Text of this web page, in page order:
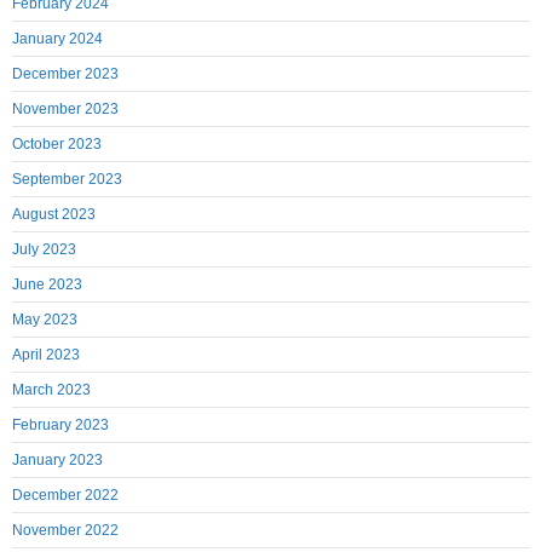
February 2024
January 2024
December 2023
November 2023
October 2023
September 2023
August 2023
July 2023
June 2023
May 2023
April 2023
March 2023
February 2023
January 2023
December 2022
November 2022